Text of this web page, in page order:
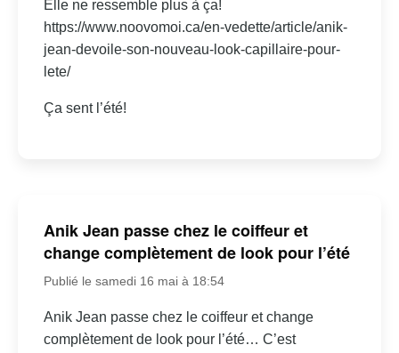
Elle ne ressemble plus à ça!
https://www.noovomoi.ca/en-vedette/article/anik-
jean-devoile-son-nouveau-look-capillaire-pour-
lete/
Ça sent l’été!
Anik Jean passe chez le coiffeur et
change complètement de look pour l’été
Publié le samedi 16 mai à 18:54
Anik Jean passe chez le coiffeur et change
complètement de look pour l’été… C’est